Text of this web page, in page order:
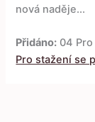
nová naděje...
Přidáno: 04
Pro stažení se